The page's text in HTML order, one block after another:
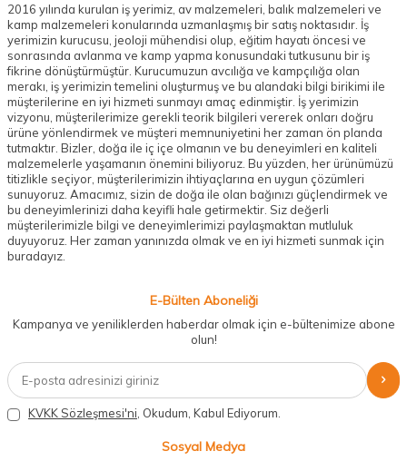
2016 yılında kurulan iş yerimiz, av malzemeleri, balık malzemeleri ve
kamp malzemeleri konularında uzmanlaşmış bir satış noktasıdır. İş
yerimizin kurucusu, jeoloji mühendisi olup, eğitim hayatı öncesi ve
sonrasında avlanma ve kamp yapma konusundaki tutkusunu bir iş
fikrine dönüştürmüştür. Kurucumuzun avcılığa ve kampçılığa olan
merakı, iş yerimizin temelini oluşturmuş ve bu alandaki bilgi birikimi ile
müşterilerine en iyi hizmeti sunmayı amaç edinmiştir. İş yerimizin
vizyonu, müşterilerimize gerekli teorik bilgileri vererek onları doğru
ürüne yönlendirmek ve müşteri memnuniyetini her zaman ön planda
tutmaktır. Bizler, doğa ile iç içe olmanın ve bu deneyimleri en kaliteli
malzemelerle yaşamanın önemini biliyoruz. Bu yüzden, her ürünümüzü
titizlikle seçiyor, müşterilerimizin ihtiyaçlarına en uygun çözümleri
sunuyoruz. Amacımız, sizin de doğa ile olan bağınızı güçlendirmek ve
bu deneyimlerinizi daha keyifli hale getirmektir. Siz değerli
müşterilerimizle bilgi ve deneyimlerimizi paylaşmaktan mutluluk
duyuyoruz. Her zaman yanınızda olmak ve en iyi hizmeti sunmak için
buradayız.
E-Bülten Aboneliği
Kampanya ve yeniliklerden haberdar olmak için e-bültenimize abone
olun!
KVKK Sözleşmesi'ni , Okudum, Kabul Ediyorum.
Sosyal Medya